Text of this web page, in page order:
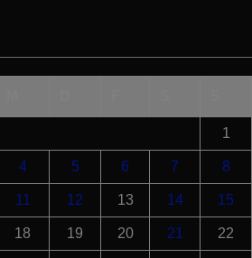
1
4 5 6 7 8
11 12 13 14 15
18 19 20 21 22